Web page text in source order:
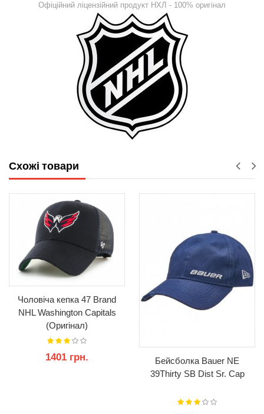
Офіційний ліцензійний продукт НХЛ - 100% оригінал
Схожі товари
Чоловіча кепка 47 Brand
NHL Washington Capitals
(Оригінал)
1401 грн.
Бейсболка Bauer NE
39Thirty SB Dist Sr. Cap